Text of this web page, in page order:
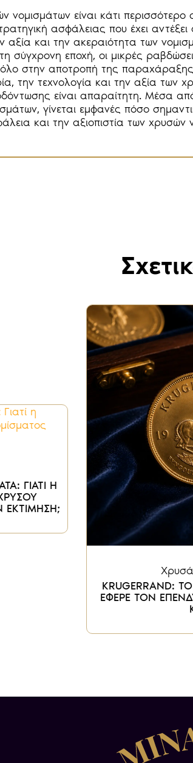
νομισμάτων είναι κάτι
ασφάλειας που έχει
αξία και την ακεραιότητα των
σύγχρονη εποχή, οι μικρές
στην αποτροπή της
την τεχνολογία και την αξία των
είναι απαραίτητη. Μέσα
γίνεται εμφανές πόσο
και την αξιοπιστία των χρυσών
ΓΙΑΤΙ Η
ΕΚΤΙΜΗΣΗ;
KRUGERRAND:
ΕΦΕΡΕ ΤΟΝ